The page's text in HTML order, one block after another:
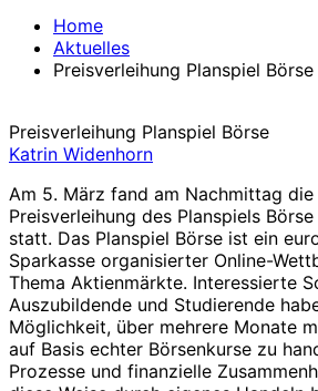
Home
Aktuelles
Preisverleihung Planspiel Börse
Preisverleihung Planspiel Börse
Katrin Widenhorn
Am 5. März fand am Nachmittag
Preisverleihung des Planspiels
statt. Das Planspiel Börse ist ein
Sparkasse organisierter Online-
Thema Aktienmärkte. Interessierte
Auszubildende und Studierende
Möglichkeit, über mehrere Monate
auf Basis echter Börsenkurse zu
Prozesse und finanzielle